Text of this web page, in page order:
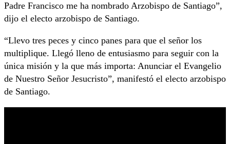
Padre Francisco me ha nombrado Arzobispo de Santiago”,
dijo el electo arzobispo de Santiago.
“Llevo tres peces y cinco panes para que el señor los
multiplique. Llegó lleno de entusiasmo para seguir con la
única misión y la que más importa: Anunciar el Evangelio
de Nuestro Señor Jesucristo”, manifestó el electo arzobispo
de Santiago.